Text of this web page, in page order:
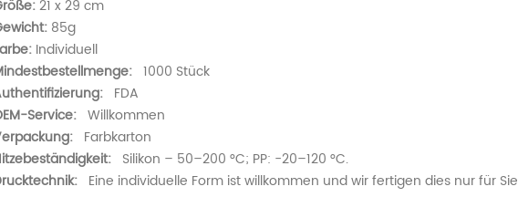
21 x 29 cm
85g
Individuell
1000 Stück
FDA
Service:Willkommen
Farbkarton
Silikon – 50–200 °C; PP: -20–120 °C.
Eine individuelle Form ist willkommen und wir fertigen dies nur für Sie